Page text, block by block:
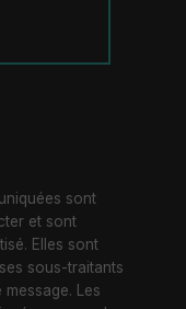
sont
et sont
Elles sont
sous-traitants
Les